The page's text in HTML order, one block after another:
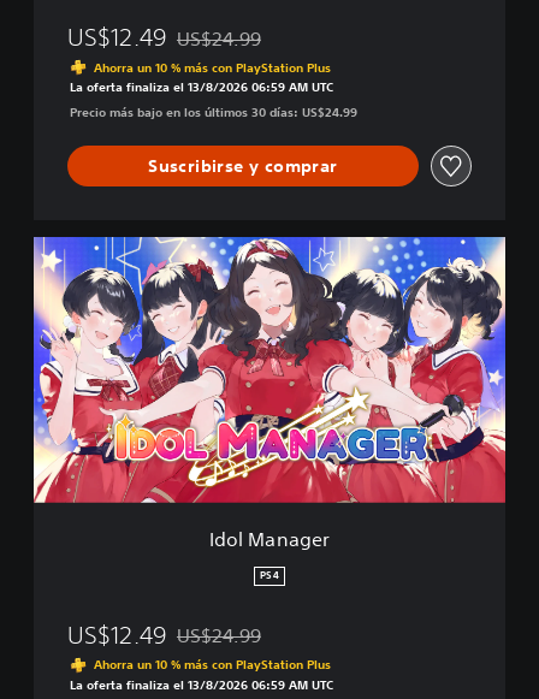
US$12.49 Rebajado del precio original de US$24.99
US$24.99
Ahorra un 10 % más con PlayStation Plus
La oferta finaliza el 13/8/2026 06:59 AM UTC
Precio más bajo en los últimos 30 días: US$24.99
Suscribirse y comprar
I
d
l
M
a
n
a
g
e
r
Idol Manager
PS4
US$12.49 Rebajado del precio original de US$24.99
US$24.99
Ahorra un 10 % más con PlayStation Plus
La oferta finaliza el 13/8/2026 06:59 AM UTC